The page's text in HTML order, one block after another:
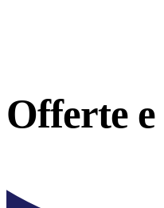
Offerte e